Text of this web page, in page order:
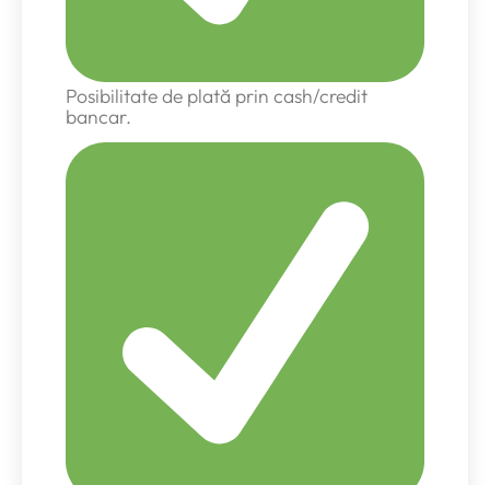
Posibilitate de plată prin cash/credit
bancar.